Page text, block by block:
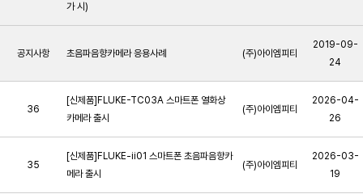
가 시)
공지사항 초음파음향카메라 응용사례 (주)아이엠피티
2019-09-
24
36
[신제품]FLUKE-TC03A 스마트폰 열화상
카메라 출시
(주)아이엠피티
2026-04-
26
35
[신제품]FLUKE-ii01 스마트폰 초음파음향카
메라 출시
(주)아이엠피티
2026-03-
19